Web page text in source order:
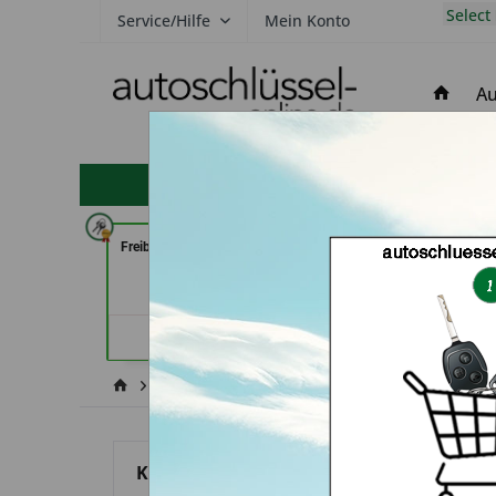
Service/Hilfe Mein Konto Select
hohe Kundenzufriedenheit
Freiburger Schlüsseldienst GmbH
Schlüssel- u.
Renault
Kategorien